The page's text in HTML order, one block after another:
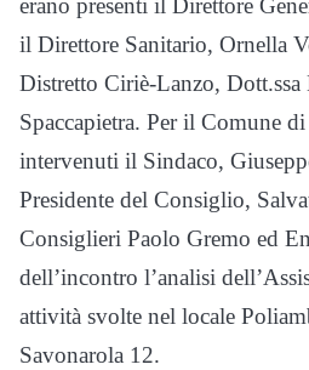
erano presenti il Direttore
il Direttore Sanitario, Ornella
Distretto Ciriè-Lanzo,
Spaccapietra. Per il Comune
intervenuti il Sindaco,
Presidente del Consiglio,
Consiglieri Paolo Gremo ed
dell’incontro l’analisi
attività svolte nel locale
Savonarola 12.